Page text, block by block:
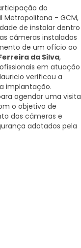
do
Metropolitana - GCM,
de instalar dentro
câmeras instaladas
de um ofício ao
da Silva,
em atuação
verificou a
implantação.
agendar uma visita
o objetivo de
das câmeras e
adotados pela